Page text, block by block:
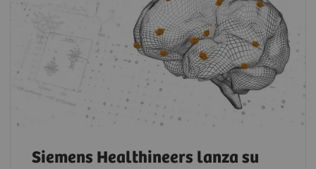
Siemens Healthineers lanza su